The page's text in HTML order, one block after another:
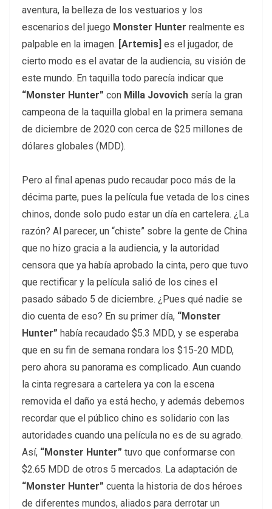
aventura, la belleza de los vestuarios y los
escenarios del juego Monster Hunter realmente es
palpable en la imagen. [Artemis] es el jugador, de
cierto modo es el avatar de la audiencia, su visión de
este mundo. En taquilla todo parecía indicar que
“Monster Hunter” con Milla Jovovich sería la gran
campeona de la taquilla global en la primera semana
de diciembre de 2020 con cerca de $25 millones de
dólares globales (MDD).
Pero al final apenas pudo recaudar poco más de la
décima parte, pues la película fue vetada de los cines
chinos, donde solo pudo estar un día en cartelera. ¿La
razón? Al parecer, un “chiste” sobre la gente de China
que no hizo gracia a la audiencia, y la autoridad
censora que ya había aprobado la cinta, pero que tuvo
que rectificar y la película salió de los cines el
pasado sábado 5 de diciembre. ¿Pues qué nadie se
dio cuenta de eso? En su primer día, “Monster
Hunter” había recaudado $5.3 MDD, y se esperaba
que en su fin de semana rondara los $15-20 MDD,
pero ahora su panorama es complicado. Aun cuando
la cinta regresara a cartelera ya con la escena
removida el daño ya está hecho, y además debemos
recordar que el público chino es solidario con las
autoridades cuando una película no es de su agrado.
Así, “Monster Hunter” tuvo que conformarse con
$2.65 MDD de otros 5 mercados. La adaptación de
“Monster Hunter” cuenta la historia de dos héroes
de diferentes mundos, aliados para derrotar un